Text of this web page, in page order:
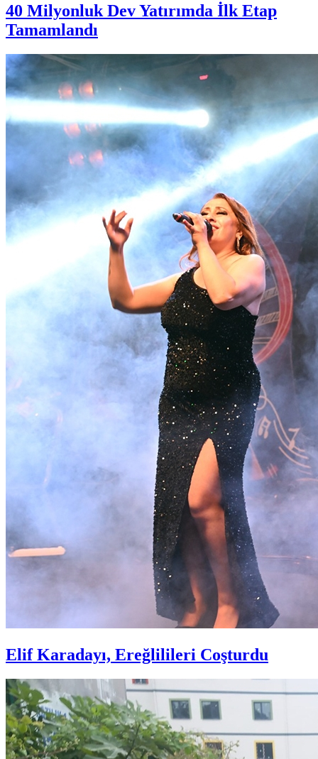
40 Milyonluk Dev Yatırımda İlk Etap
Tamamlandı
Elif Karadayı, Ereğlilileri Coşturdu